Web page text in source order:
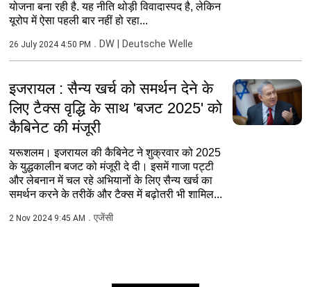
योजना बना रही है. यह नीति थोड़ी विवादास्पद है, लेकिन
यूरोप में ऐसा पहली बार नहीं हो रहा...
26 July 2024 4:50 PM DW | Deutsche Welle
इजरायल : सैन्य खर्च को समर्थन देने के
लिए टैक्स वृद्धि के साथ 'बजट 2025' को
कैबिनेट की मंजूरी
यरूशलम। इजरायल की कैबिनेट ने शुक्रवार को 2025
के युद्धकालीन बजट को मंजूरी दे दी। इसमें गाजा पट्टी
और लेबनान में चल रहे अभियानों के लिए सैन्य खर्च का
समर्थन करने के तरीकें और टैक्स में बढ़ोतरी भी शामिल...
2 Nov 2024 9:45 AM एजेंसी